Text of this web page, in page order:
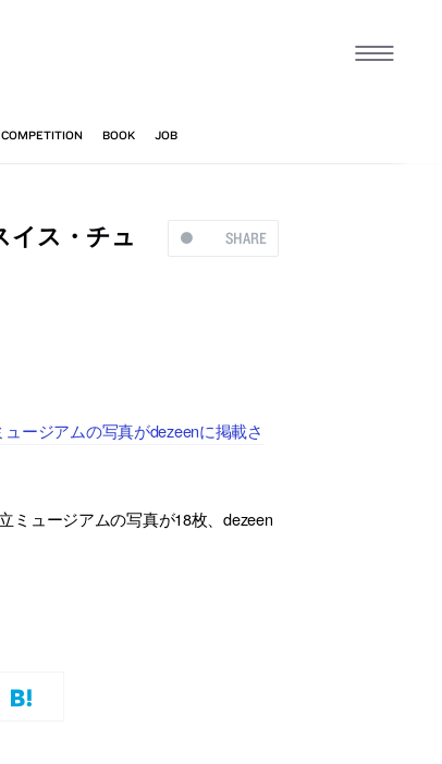
SHARE
イス・チュ
ージアムの写真がdezeenに掲載さ
ミュージアムの写真が18枚、dezeen